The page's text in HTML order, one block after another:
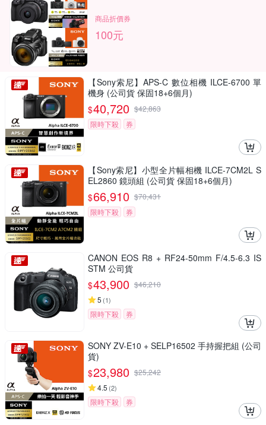
商品折價券
100元
【Sony索尼】APS-C 數位相機 ILCE-6700 單
機身 (公司貨 保固18+6個月)
$40,720 $42,863
限時下殺
券
【Sony索尼】小型全片幅相機 ILCE-7CM2L S
EL2860 鏡頭組 (公司貨 保固18+6個月)
$66,910 $70,431
限時下殺
券
CANON EOS R8 + RF24-50mm F/4.5-6.3 IS
STM 公司貨
$43,900 $46,210
5 (1)
限時下殺 券
SONY ZV-E10 + SELP16502 手持握把組 (公司
貨)
$23,980 $25,242
4.5 (2)
限時下殺 券